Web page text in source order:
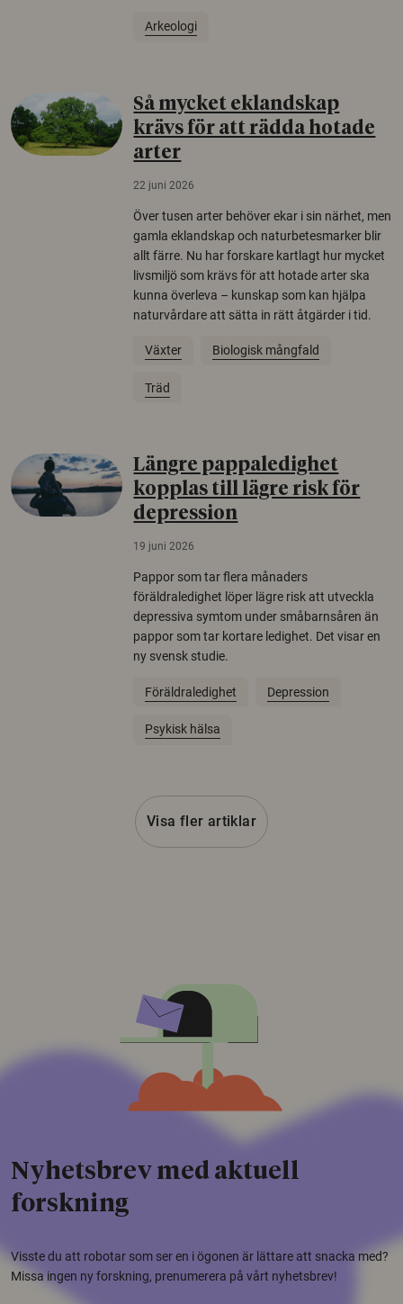
Arkeologi
Så mycket eklandskap
krävs för att rädda hotade
arter
22 juni 2026
Över tusen arter behöver ekar i sin närhet, men
gamla eklandskap och naturbetesmarker blir
allt färre. Nu har forskare kartlagt hur mycket
livsmiljö som krävs för att hotade arter ska
kunna överleva – kunskap som kan hjälpa
naturvårdare att sätta in rätt åtgärder i tid.
Växter Biologisk mångfald
Träd
Längre pappaledighet
kopplas till lägre risk för
depression
19 juni 2026
Pappor som tar flera månaders
föräldraledighet löper lägre risk att utveckla
depressiva symtom under småbarnsåren än
pappor som tar kortare ledighet. Det visar en
ny svensk studie.
Föräldraledighet Depression
Psykisk hälsa
Visa fler artiklar
Nyhetsbrev med aktuell
forskning
Visste du att robotar som ser en i ögonen är lättare att snacka med?
Missa ingen ny forskning, prenumerera på vårt nyhetsbrev!